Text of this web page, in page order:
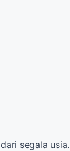
segala usia.